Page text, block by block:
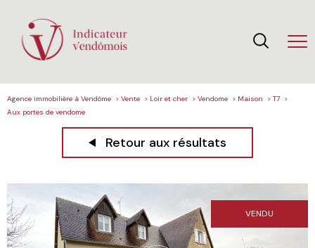
Agence immobilière à Vendôme Vente Loir et cher Vendome Maison
T7
Aux portes de vendome
Retour aux résultats
VENDU